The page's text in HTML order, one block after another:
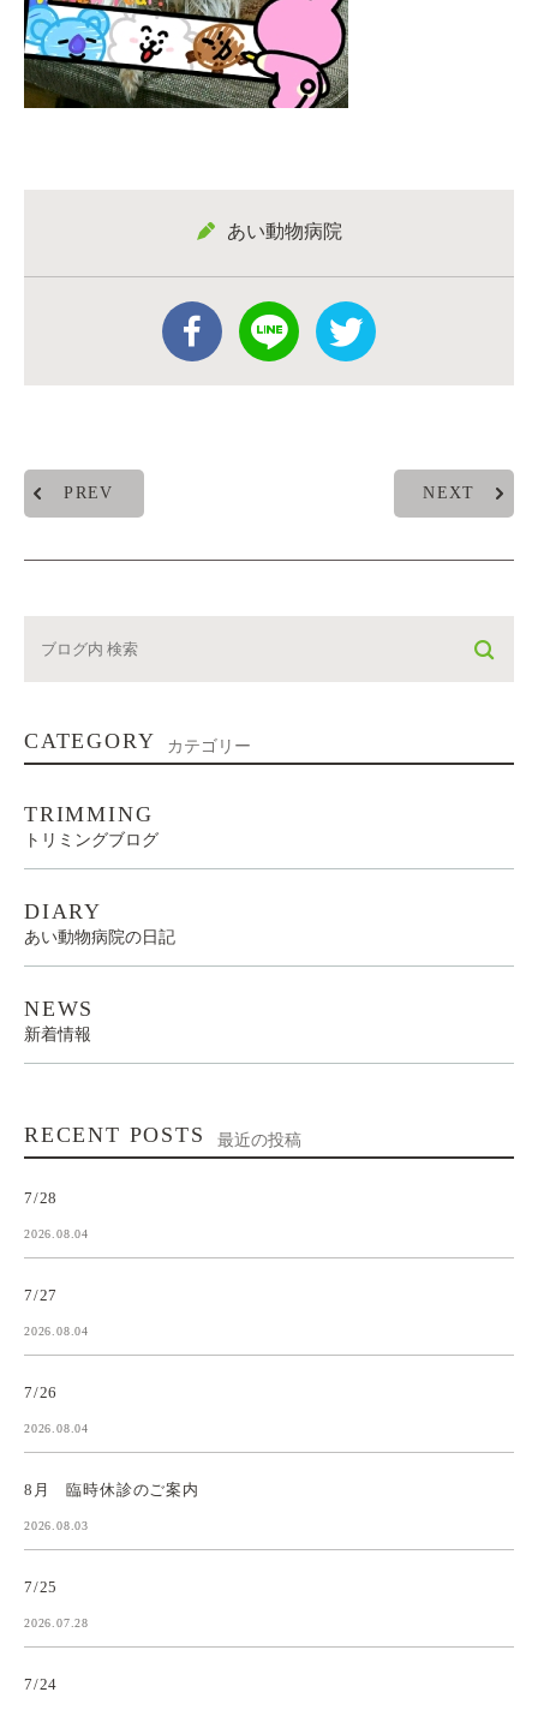
あい動物病院
PREV NEXT
CATEGORY カテゴリー
TRIMMING
トリミングブログ
DIARY
あい動物病院の日記
NEWS
新着情報
RECENT POSTS 最近の投稿
7/28
2026.08.04
7/27
2026.08.04
7/26
2026.08.04
8月 臨時休診のご案内
2026.08.03
7/25
2026.07.28
7/24